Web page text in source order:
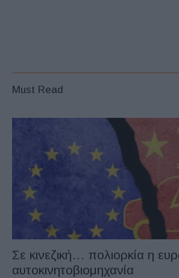
Must Read
Σε κινεζική… πολιορκία η
αυτοκινητοβιομηχανία